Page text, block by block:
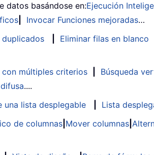
datos basándose en:Ejecución
Invocar Funciones mejoradas…
duplicados Eliminar filas en blanco
múltiples criterios Búsqueda
....
una lista desplegable Lista
de columnas Mover columnas